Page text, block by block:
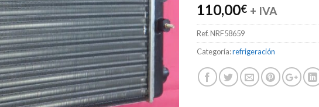
110,00€ + IVA
Ref.NRF58659
Categoría:refrigeración